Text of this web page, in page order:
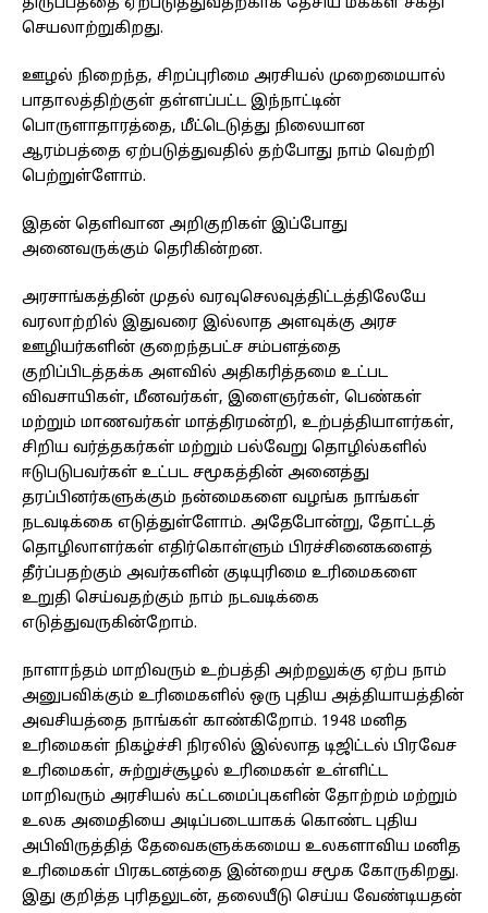
திருப்பத்தை ஏற்படுத்துவதற்காக தேசிய மக்கள் சக்தி
செயலாற்றுகிறது.
ஊழல் நிறைந்த, சிறப்புரிமை அரசியல் முறைமையால்
பாதாலத்திற்குள் தள்ளப்பட்ட இந்நாட்டின்
பொருளாதாரத்தை, மீட்டெடுத்து நிலையான
ஆரம்பத்தை ஏற்படுத்துவதில் தற்போது நாம் வெற்றி
பெற்றுள்ளோம்.
இதன் தெளிவான அறிகுறிகள் இப்போது
அனைவருக்கும் தெரிகின்றன.
அரசாங்கத்தின் முதல் வரவுசெலவுத்திட்டத்திலேயே
வரலாற்றில் இதுவரை இல்லாத அளவுக்கு அரச
ஊழியர்களின் குறைந்தபட்ச சம்பளத்தை
குறிப்பிடத்தக்க அளவில் அதிகரித்தமை உட்பட
விவசாயிகள், மீனவர்கள், இளைஞர்கள், பெண்கள்
மற்றும் மாணவர்கள் மாத்திரமன்றி, உற்பத்தியாளர்கள்,
சிறிய வர்த்தகர்கள் மற்றும் பல்வேறு தொழில்களில்
ஈடுபடுபவர்கள் உட்பட சமூகத்தின் அனைத்து
தரப்பினர்களுக்கும் நன்மைகளை வழங்க நாங்கள்
நடவடிக்கை எடுத்துள்ளோம். அதேபோன்று, தோட்டத்
தொழிலாளர்கள் எதிர்கொள்ளும் பிரச்சினைகளைத்
தீர்ப்பதற்கும் அவர்களின் குடியுரிமை உரிமைகளை
உறுதி செய்வதற்கும் நாம் நடவடிக்கை
எடுத்துவருகின்றோம்.
நாளாந்தம் மாறிவரும் உற்பத்தி அற்றலுக்கு ஏற்ப நாம்
அனுபவிக்கும் உரிமைகளில் ஒரு புதிய அத்தியாயத்தின்
அவசியத்தை நாங்கள் காண்கிறோம். 1948 மனித
உரிமைகள் நிகழ்ச்சி நிரலில் இல்லாத டிஜிட்டல் பிரவேச
உரிமைகள், சுற்றுச்சூழல் உரிமைகள் உள்ளிட்ட
மாறிவரும் அரசியல் கட்டமைப்புகளின் தோற்றம் மற்றும்
உலக அமைதியை அடிப்படையாகக் கொண்ட புதிய
அபிவிருத்தித் தேவைகளுக்கமைய உலகளாவிய மனித
உரிமைகள் பிரகடனத்தை இன்றைய சமூக கோருகிறது.
இது குறித்த புரிதலுடன், தலையீடு செய்ய வேண்டியதன்